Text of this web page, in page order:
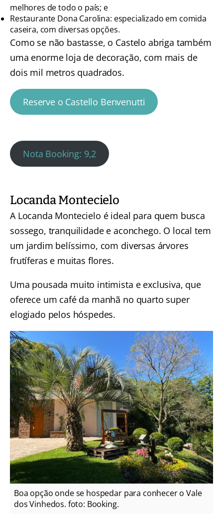
melhores de todo o país; e
Restaurante Dona Carolina: especializado em comida
caseira, com diversas opções.
Como se não bastasse, o Castelo abriga também
uma enorme loja de decoração, com mais de
dois mil metros quadrados.
Reserve o Castello Benvenutti
Nota Booking: 9,2
Locanda Montecielo
A Locanda Montecielo é ideal para quem busca
sossego, tranquilidade e aconchego. O local tem
um jardim belíssimo, com diversas árvores
frutíferas e muitas flores.
Uma pousada muito intimista e exclusiva, que
oferece um café da manhã no quarto super
elogiado pelos hóspedes.
Boa opção onde se hospedar para conhecer o Vale
dos Vinhedos. foto: Booking.